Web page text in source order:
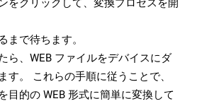
をクリックして、変換プロセスを開
まで待ちます。
ら、WEB ファイルをデバイスにダ
す。 これらの手順に従うことで、
目的の WEB 形式に簡単に変換して